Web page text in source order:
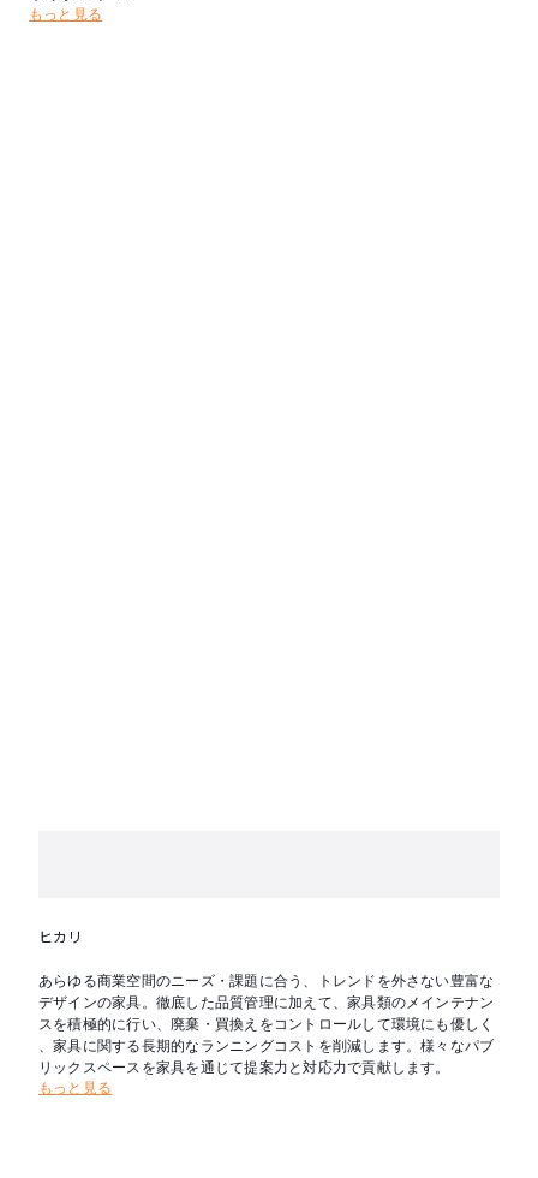
キャスター
もっと見る
ヒカリ
あらゆる商業空間のニーズ・課題に合う、トレンドを外さない豊富な
デザインの家具。徹底した品質管理に加えて、家具類のメインテナン
スを積極的に行い、廃棄・買換えをコントロールして環境にも優しく
、家具に関する長期的なランニングコストを削減します。様々なパブ
リックスペースを家具を通じて提案力と対応力で貢献します。
もっと見る